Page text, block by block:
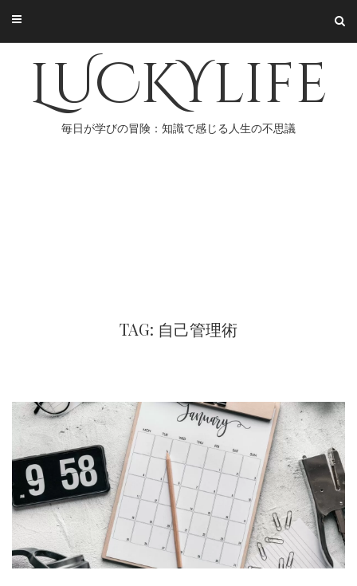
content
LUCKYlife
毎日が学びの冒険：知識で感じる人生の不思議
TAG: 自己管理術